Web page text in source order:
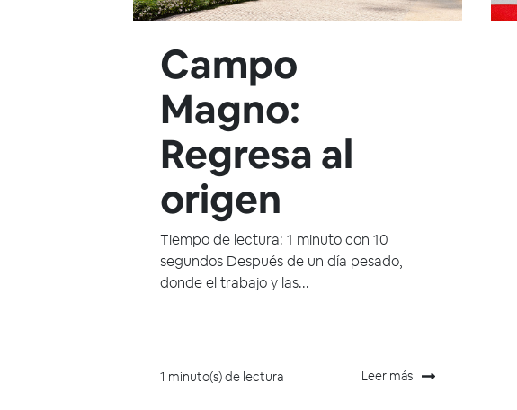
Campo
Magno:
Regresa al
origen
Tiempo de lectura: 1 minuto con 10
segundos Después de un día pesado,
donde el trabajo y las...
1 minuto(s) de lectura Leer más